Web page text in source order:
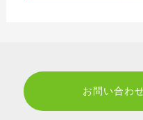
お問い合わ